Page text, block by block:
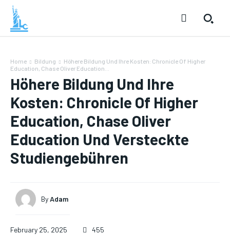
Home Bildung
Höhere Bildung Und Ihre Kosten: Chronicle Of Higher
Education, Chase Oliver Education...
Höhere Bildung Und Ihre
Kosten: Chronicle Of Higher
Education, Chase Oliver
Education Und Versteckte
Studiengebühren
ByAdam
February 25, 2025 455